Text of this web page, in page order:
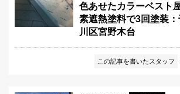
色あせたカラーベスト
素遮熱塗料で3回塗装
川区宮野木台
この記事を書いたスタッフ